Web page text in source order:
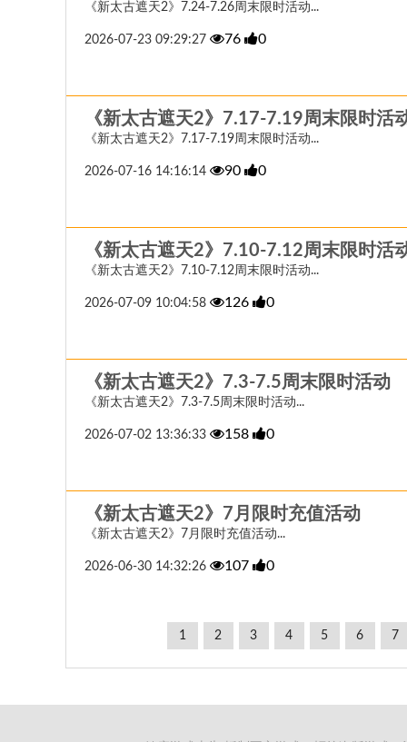
《新太古遮天2》7.24-7.26周末限时活动...
2026-07-23 09:29:27 76 0
《新太古遮天2》7.17-7.19周末限时活
《新太古遮天2》7.17-7.19周末限时活动...
2026-07-16 14:16:14 90 0
《新太古遮天2》7.10-7.12周末限时活
《新太古遮天2》7.10-7.12周末限时活动...
2026-07-09 10:04:58 126 0
《新太古遮天2》7.3-7.5周末限时活动
《新太古遮天2》7.3-7.5周末限时活动...
2026-07-02 13:36:33 158 0
《新太古遮天2》7月限时充值活动
《新太古遮天2》7月限时充值活动...
2026-06-30 14:32:26 107 0
1 2 3 4 5 6 7